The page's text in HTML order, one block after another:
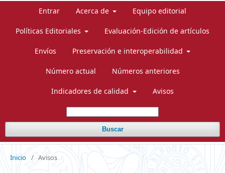
Entrar Acerca de Equipo editorial
Políticas Editoriales Evaluación-Edición de artículos
Envíos Preservación e interoperabilidad
Número actual Números anteriores
Indicadores de calidad Avisos
Buscar
Inicio / Avisos